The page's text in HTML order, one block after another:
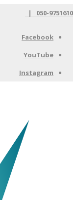
050-9751610 |
Facebook
YouTube
Instagram